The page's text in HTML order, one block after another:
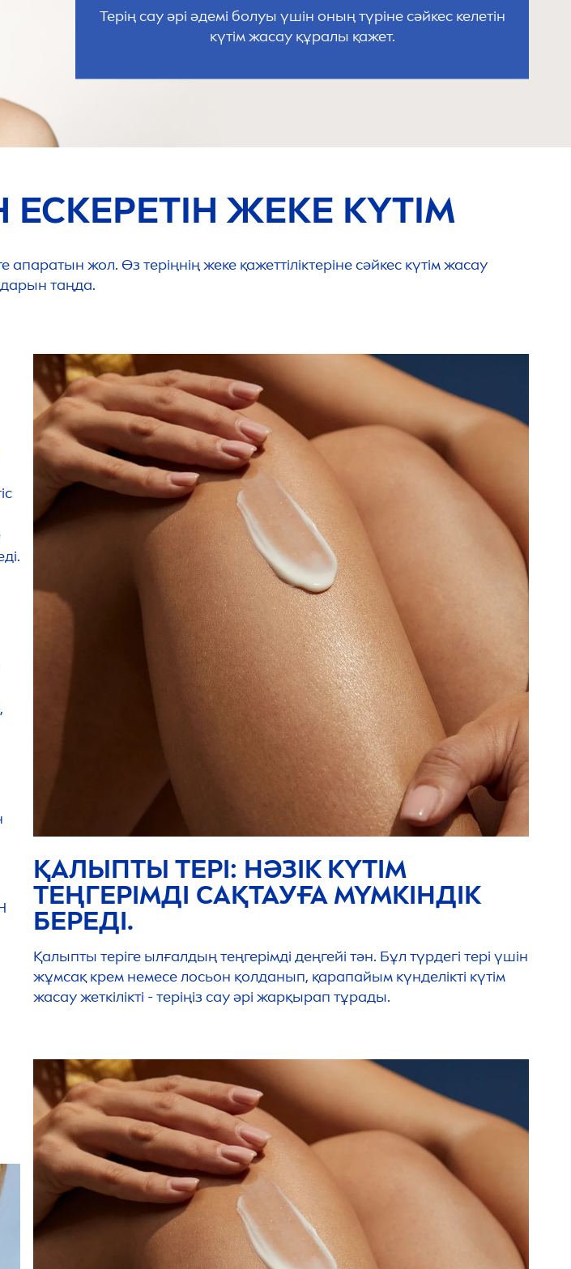
Терің сау әрі әдемі болуы үшін оның түріне сәйкес келетін
күтім жасау құралы қажет.
ЕСКЕРЕТІН ЖЕКЕ КҮТІМ
апаратын жол. Өз теріңнің жеке қажеттіліктеріне сәйкес күтім жасау
таңда.
ҚАЛЫПТЫ ТЕРІ: НӘЗІК КҮТІМ
ТЕҢГЕРІМДІ САҚТАУҒА МҮМКІНДІК
БЕРЕДІ.
Қалыпты теріге ылғалдың теңгерімді деңгейі тән. Бұл түрдегі тері үшін
жұмсақ крем немесе лосьон қолданып, қарапайым күнделікті күтім
жасау жеткілікті - теріңіз сау әрі жарқырап тұрады.